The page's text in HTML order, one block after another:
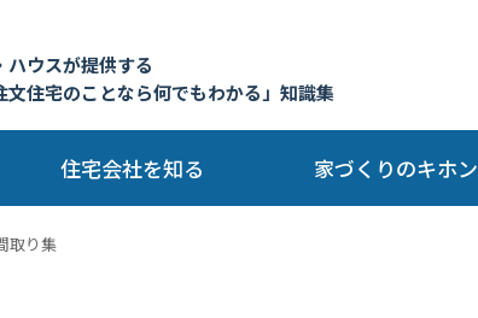
ハウスが提供する
文住宅のことなら何でもわかる」知識集
住宅会社を知る 家づくりのキホン
取り集